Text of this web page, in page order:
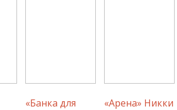
«Банка для
«Арена» Никки